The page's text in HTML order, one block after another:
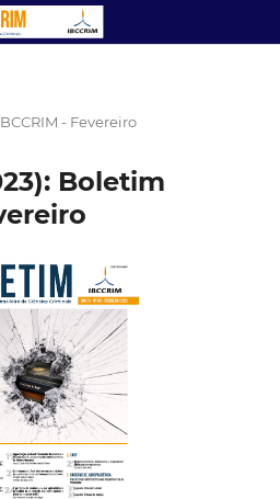
- Fevereiro
Boletim